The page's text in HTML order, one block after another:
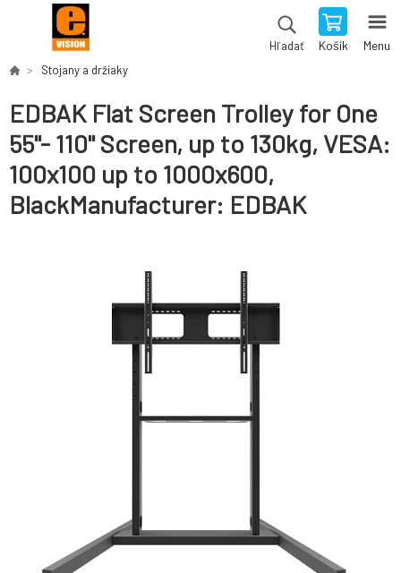
Hľadať Košík Menu
Stojany a držiaky
EDBAK Flat Screen Trolley for One
55"- 110" Screen, up to 130kg, VESA:
100x100 up to 1000x600,
BlackManufacturer: EDBAK